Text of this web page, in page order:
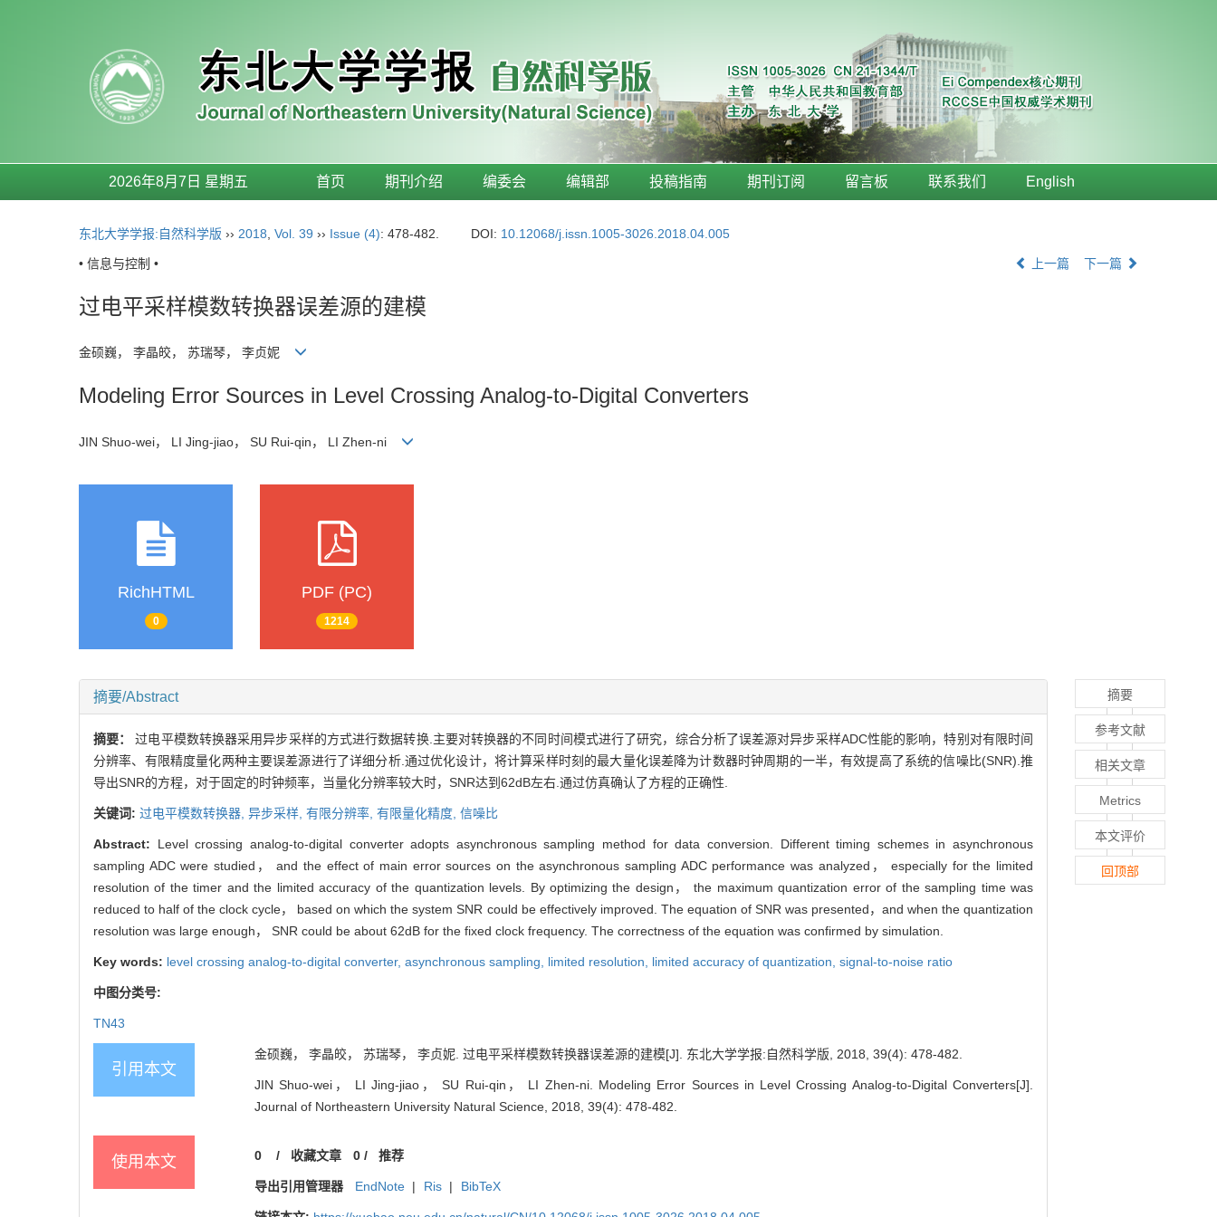
2026年8月7日 星期五 首页 期刊介绍 编委会 编辑部 投稿指南 期刊订阅 留言板 联系我们 English
东北大学学报:自然科学版 ›› 2018 Vol. 39 ›› Issue (4): 478-482. DOI: 10.12068/j.issn.1005-3026.2018.04.005
• 信息与控制 • 上一篇 下一篇
过电平采样模数转换器误差源的建模
金硕巍， 李晶皎， 苏瑞琴， 李贞妮
Modeling Error Sources in Level Crossing Analog-to-Digital Converters
JIN Shuo-wei， LI Jing-jiao， SU Rui-qin， LI Zhen-ni
RichHTML
0
PDF (PC)
1214
摘要/Abstract
摘要：过电平模数转换器采用异步采样的方式进行数据转换.主要对转换器的不同时间模式进行了研究，综合分析了误差源对异步采样ADC性能的影响，特别对有限时间
分辨率、有限精度量化两种主要误差源进行了详细分析.通过优化设计，将计算采样时刻的最大量化误差降为计数器时钟周期的一半，有效提高了系统的信噪比(SNR).推
导出SNR的方程，对于固定的时钟频率，当量化分辨率较大时，SNR达到62dB左右.通过仿真确认了方程的正确性.
关键词: 过电平模数转换器, 异步采样, 有限分辨率, 有限量化精度, 信噪比
Abstract: Level crossing analog-to-digital converter adopts asynchronous sampling method for data conversion. Different timing schemes in asynchronous
sampling ADC were studied， and the effect of main error sources on the asynchronous sampling ADC performance was analyzed， especially for the limited
resolution of the timer and the limited accuracy of the quantization levels. By optimizing the design， the maximum quantization error of the sampling time was
reduced to half of the clock cycle， based on which the system SNR could be effectively improved. The equation of SNR was presented，and when the quantization
resolution was large enough， SNR could be about 62dB for the fixed clock frequency. The correctness of the equation was confirmed by simulation.
Key words: level crossing analog-to-digital converter, asynchronous sampling, limited resolution, limited accuracy of quantization, signal-to-noise ratio
中图分类号:
TN43
引用本文
金硕巍， 李晶皎， 苏瑞琴， 李贞妮. 过电平采样模数转换器误差源的建模[J]. 东北大学学报:自然科学版, 2018, 39(4): 478-482.
JIN Shuo-wei， LI Jing-jiao， SU Rui-qin， LI Zhen-ni. Modeling Error Sources in Level Crossing Analog-to-Digital Converters[J].
Journal of Northeastern University Natural Science, 2018, 39(4): 478-482.
使用本文 0 / 收藏文章 0/ 推荐
导出引用管理器 EndNote | Ris | BibTeX
摘要
参考文献
相关文章
Metrics
本文评价
回顶部